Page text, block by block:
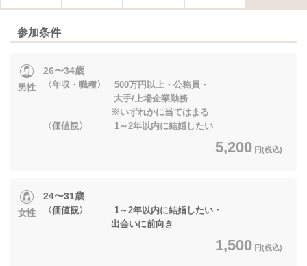
参加条件
男性
26〜34歳
〈年収・職種〉 500万円以上・公務員・
大手/上場企業勤務
※いずれかに当てはまる
〈価値観〉 1～2年以内に結婚したい
5,200 円(税込)
女性
24〜31歳
〈価値観〉 1～2年以内に結婚したい・
出会いに前向き
1,500 円(税込)